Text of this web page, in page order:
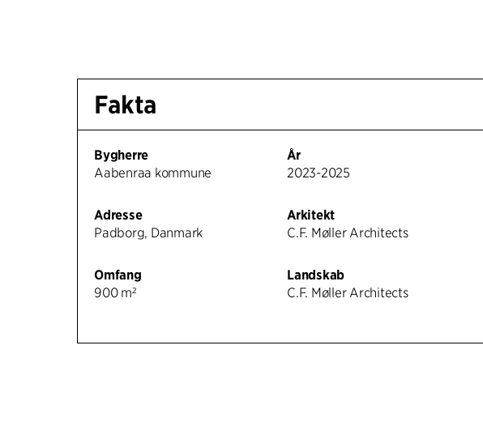
Fakta
Bygherre
Aabenraa kommune
Adresse
Padborg, Danmark
Omfang
900 m²
År
2023-2025
Arkitekt
C.F. Møller Architects
Landskab
C.F. Møller Architects